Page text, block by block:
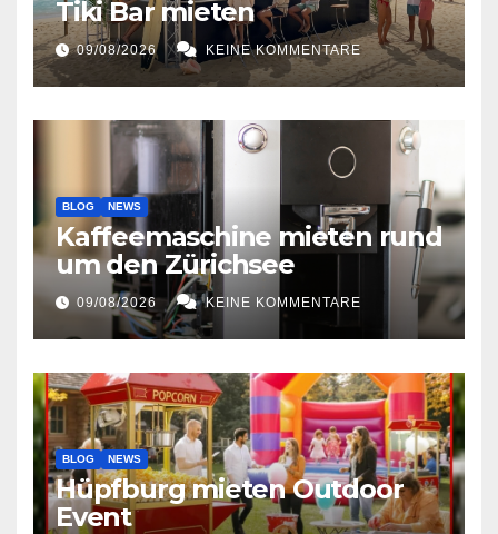
Tiki Bar mieten
09/08/2026 KEINE KOMMENTARE
BLOG NEWS
Kaffeemaschine mieten rund
um den Zürichsee
09/08/2026 KEINE KOMMENTARE
BLOG NEWS
Hüpfburg mieten Outdoor
Event